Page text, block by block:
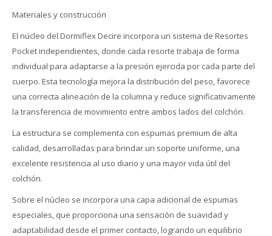
Materiales y construcción
El núcleo del Dormiflex Decire incorpora un sistema de Resortes
Pocket independientes, donde cada resorte trabaja de forma
individual para adaptarse a la presión ejercida por cada parte del
cuerpo. Esta tecnología mejora la distribución del peso, favorece
una correcta alineación de la columna y reduce significativamente
la transferencia de movimiento entre ambos lados del colchón.
La estructura se complementa con espumas premium de alta
calidad, desarrolladas para brindar un soporte uniforme, una
excelente resistencia al uso diario y una mayor vida útil del
colchón.
Sobre el núcleo se incorpora una capa adicional de espumas
especiales, que proporciona una sensación de suavidad y
adaptabilidad desde el primer contacto, logrando un equilibrio